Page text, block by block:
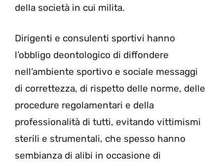
della società in cui milita.
Dirigenti e consulenti sportivi hanno
l’obbligo deontologico di diffondere
nell’ambiente sportivo e sociale messaggi
di correttezza, di rispetto delle norme, delle
procedure regolamentari e della
professionalità di tutti, evitando vittimismi
sterili e strumentali, che spesso hanno
sembianza di alibi in occasione di